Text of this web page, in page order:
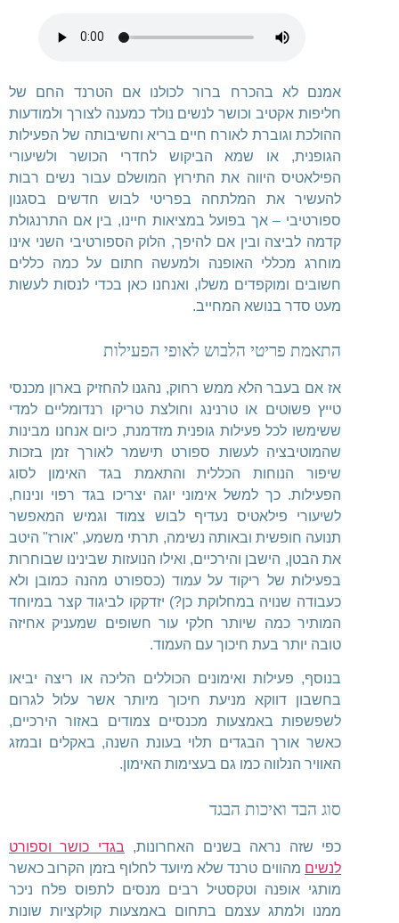
אמנם לא בהכרח ברור לכולנו אם הטרנד החם של
חליפות אקטיב וכושר לנשים נולד כמענה לצורך ולמודעות
ההולכת וגוברת לאורח חיים בריא וחשיבותה של הפעילות
הגופנית, או שמא הביקוש לחדרי הכושר ולשיעורי
הפילאטיס היווה את התירוץ המושלם עבור נשים רבות
להעשיר את המלתחה בפריטי לבוש חדשים בסגנון
ספורטיבי – אך בפועל במציאות חיינו, בין אם התרנגולת
קדמה לביצה ובין אם להיפך, הלוק הספורטיבי השני אינו
מוחרג מכללי האופנה ולמעשה חתום על כמה כללים
חשובים ומוקפדים משלו, ואנחנו כאן בכדי לנסות לעשות
מעט סדר בנושא המחייב.
התאמת פריטי הלבוש לאופי הפעילות
אז אם בעבר הלא ממש רחוק, נהגנו להחזיק בארון מכנסי
טייץ פשוטים או טרנינג וחולצת טריקו רנדומליים למדי
ששימשו לכל פעילות גופנית מזדמנת, כיום אנחנו מבינות
שהמוטיבציה לעשות ספורט תישמר לאורך זמן בזכות
שיפור הנוחות הכללית והתאמת בגד האימון לסוג
הפעילות. כך למשל אימוני יוגה יצריכו בגד רפוי ונינוח,
לשיעורי פילאטיס נעדיף לבוש צמוד וגמיש המאפשר
תנועה חופשית ובאותה נשימה, תרתי משמע, "אורז" היטב
את הבטן, הישבן והירכיים, ואילו הנועזות שבינינו שבוחרות
בפעילות של ריקוד על עמוד (כספורט מהנה כמובן ולא
כעבודה שנויה במחלוקת כן?) יזדקקו לביגוד קצר במיוחד
המותיר כמה שיותר חלקי עור חשופים שמעניק אחיזה
טובה יותר בעת חיכוך עם העמוד.
בנוסף, פעילות ואימונים הכוללים הליכה או ריצה יביאו
בחשבון דווקא מניעת חיכוך מיותר אשר עלול לגרום
לשפשפות באמצעות מכנסיים צמודים באזור הירכיים,
כאשר אורך הבגדים תלוי בעונת השנה, באקלים ובמזג
האוויר הנלווה כמו גם בעצימות האימון.
סוג הבד ואיכות הבגד
כפי שזה נראה בשנים האחרונות, בגדי כושר וספורט
לנשים מהווים טרנד שלא מיועד לחלוף בזמן הקרוב כאשר
מותגי אופנה וטקסטיל רבים מנסים לתפוס פלח ניכר
ממנו ולמתג עצמם בתחום באמצעות קולקציות שונות